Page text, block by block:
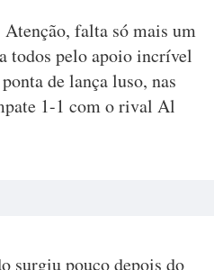
falta só mais um
todos pelo apoio incrível
de lança luso, nas
1-1 com o rival Al
surgiu pouco depois do